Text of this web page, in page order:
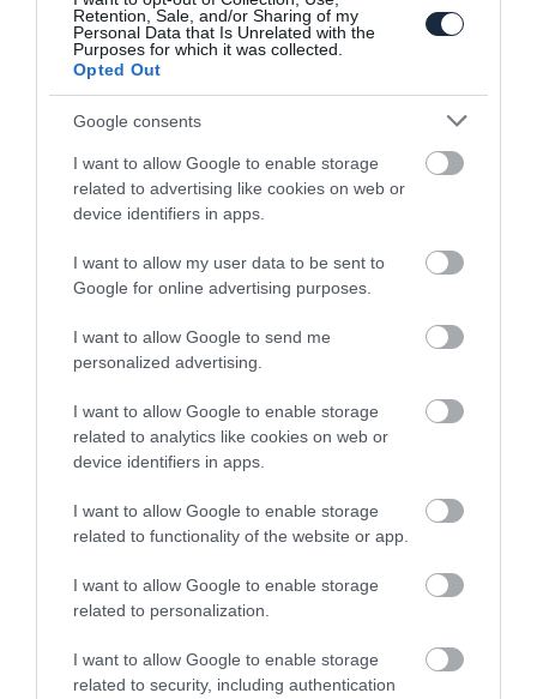
Retention, Sale, and/or Sharing of my
Personal Data that Is Unrelated with the
Purposes for which it was collected.
Opted Out
Google consents
I want to allow Google to enable storage
related to advertising like cookies on web or
device identifiers in apps.
I want to allow my user data to be sent to
Google for online advertising purposes.
I want to allow Google to send me
personalized advertising.
I want to allow Google to enable storage
related to analytics like cookies on web or
device identifiers in apps.
I want to allow Google to enable storage
related to functionality of the website or app.
I want to allow Google to enable storage
related to personalization.
I want to allow Google to enable storage
related to security, including authentication
Kombi formában is kapható lesz a Skoda
Fabia…
Kombiból épített raliautót a Skoda
Nem kap kombi variánst az új Skoda Fabia